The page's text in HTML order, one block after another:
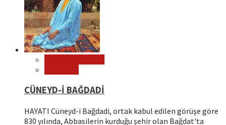
CÜNEYD-İ BAĞDADİ
HAYATI Cüneyd-i Bağdadi, ortak kabul edilen görüşe göre
830 yılında, Abbasilerin kurduğu şehir olan Bağdat'ta